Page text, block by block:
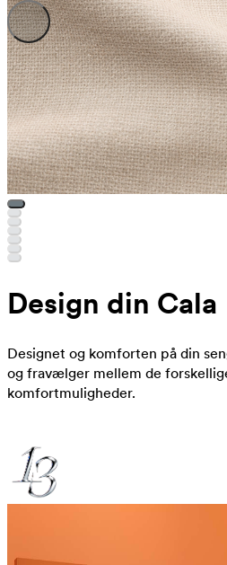
Design din Cala
Designet og komforten på din
og fravælger mellem de
komfortmuligheder.